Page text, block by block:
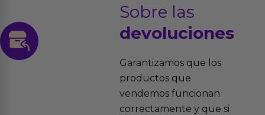
Sobre las
devoluciones
Garantizamos que los
productos que
vendemos funcionan
correctamente y que si